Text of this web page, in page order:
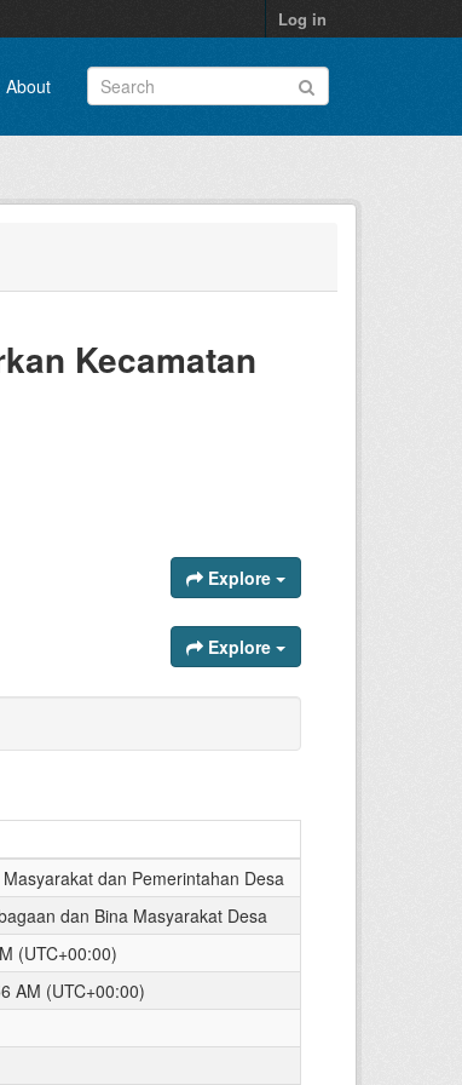
Log in
About
Kecamatan
Explore
Explore
dan Pemerintahan Desa
dan Bina Masyarakat Desa
(UTC+00:00)
AM (UTC+00:00)